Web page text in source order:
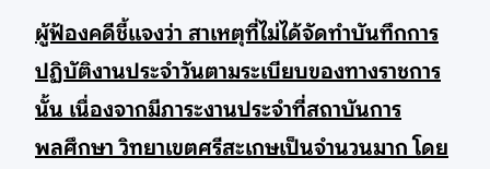
ผู้ฟ้องคดีชี้แจงว่า สาเหตุที่ไม่ได้จัดทำบันทึกการ
ปฏิบัติงานประจำวันตามระเบียบของทางราชการ
นั้น เนื่องจากมีภาระงานประจำที่สถาบันการ
พลศึกษา วิทยาเขตศรีสะเกษเป็นจำนวนมาก โดย